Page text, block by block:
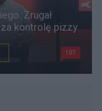
Zrugał
kontrolę pizzy
107